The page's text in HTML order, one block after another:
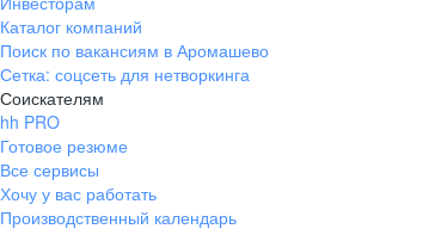
Каталог компаний
Поиск по вакансиям в Аромашево
Сетка: соцсеть для нетворкинга
Соискателям
hh PRO
Готовое резюме
Все сервисы
Хочу у вас работать
Производственный календарь